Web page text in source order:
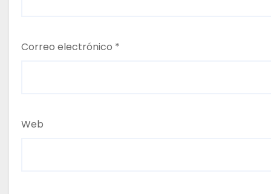
Correo electrónico *
Web